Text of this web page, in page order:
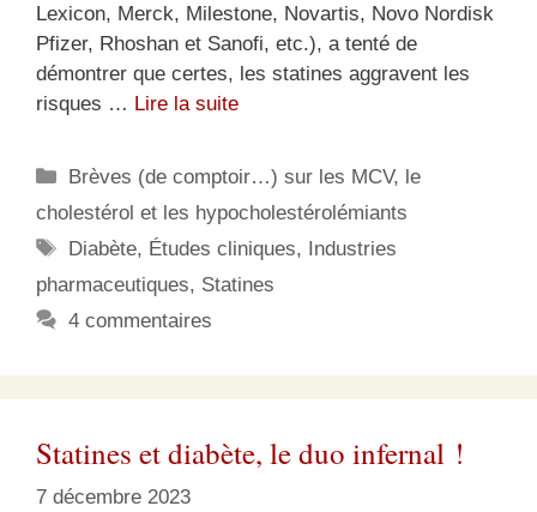
Lexicon, Merck, Milestone, Novartis, Novo Nordisk
Pfizer, Rhoshan et Sanofi, etc.), a tenté de
démontrer que certes, les statines aggravent les
risques … Lire la suite
Catégories
Brèves (de comptoir…) sur les MCV, le
cholestérol et les hypocholestérolémiants
Étiquettes
Diabète, Études cliniques, Industries
pharmaceutiques, Statines
4 commentaires
Statines et diabète, le duo infernal !
7 décembre 2023